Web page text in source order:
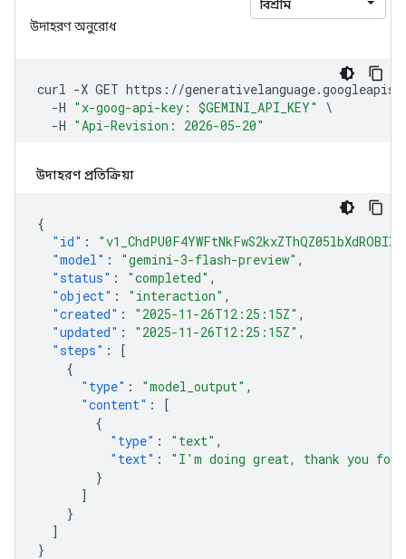
উদাহরণ প্রতিক্রিয়া
{
"id" :
"model" : "gemini-3-flash-preview" ,
"status" : "completed" ,
"object" : "interaction" ,
"created" : "2025-11-26T12:25:15Z" ,
"updated" : "2025-11-26T12:25:15Z" ,
"steps" :
[
{
"type" : "model_output" ,
"content" :
[
{
"type" : "text" ,
"text" :
"I'm doing great, thank you for
}
]
}
]
}